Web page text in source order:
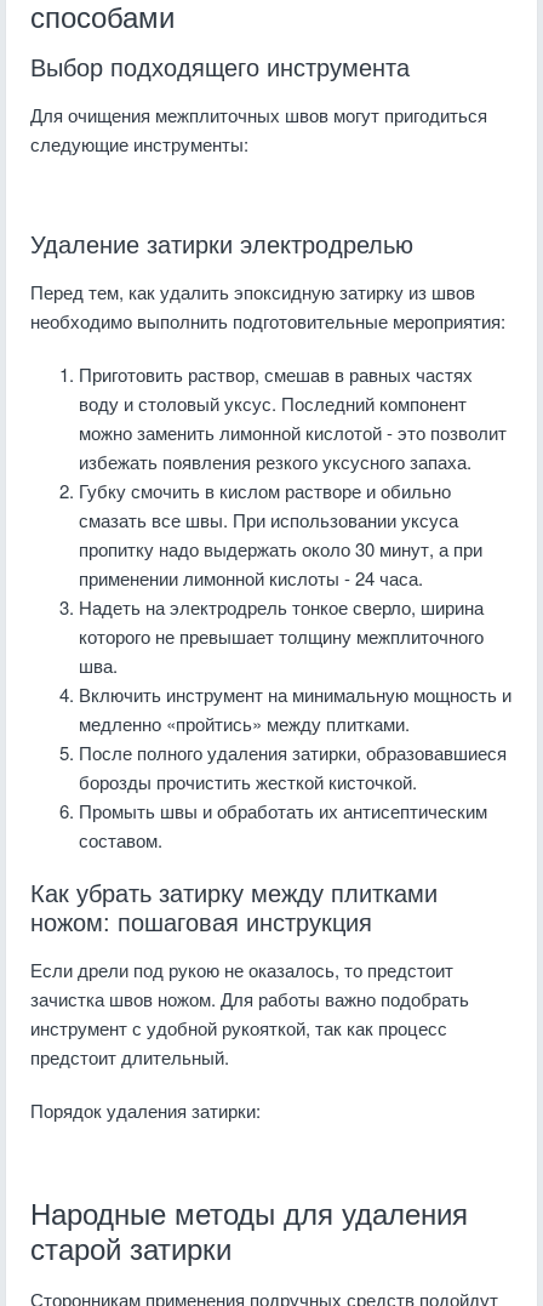
способами
Выбор подходящего инструмента
Для очищения межплиточных швов могут пригодиться
следующие инструменты:
Удаление затирки электродрелью
Перед тем, как удалить эпоксидную затирку из швов
необходимо выполнить подготовительные мероприятия:
Приготовить раствор, смешав в равных частях
воду и столовый уксус. Последний компонент
можно заменить лимонной кислотой - это позволит
избежать появления резкого уксусного запаха.
Губку смочить в кислом растворе и обильно
смазать все швы. При использовании уксуса
пропитку надо выдержать около 30 минут, а при
применении лимонной кислоты - 24 часа.
Надеть на электродрель тонкое сверло, ширина
которого не превышает толщину межплиточного
шва.
Включить инструмент на минимальную мощность и
медленно «пройтись» между плитками.
После полного удаления затирки, образовавшиеся
борозды прочистить жесткой кисточкой.
Промыть швы и обработать их антисептическим
составом.
Как убрать затирку между плитками
ножом: пошаговая инструкция
Если дрели под рукою не оказалось, то предстоит
зачистка швов ножом. Для работы важно подобрать
инструмент с удобной рукояткой, так как процесс
предстоит длительный.
Порядок удаления затирки:
Народные методы для удаления
старой затирки
Сторонникам применения подручных средств подойдут